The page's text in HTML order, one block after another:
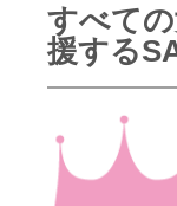
すべて
援する